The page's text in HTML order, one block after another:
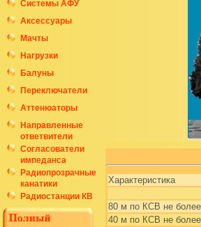
Системы АФУ
Аксессуары
Мачты
Нагрузки
Балуны
Переключатели
Аттенюаторы
Направленные
ответвители
Согласователи
импеданса
Радиопрозрачные
канатики
Радиостанции КВ
Характеристика
80 м по КСВ не
40 м по КСВ не